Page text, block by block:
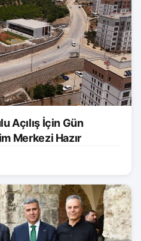
Açılış İçin Gün
Merkezi Hazır